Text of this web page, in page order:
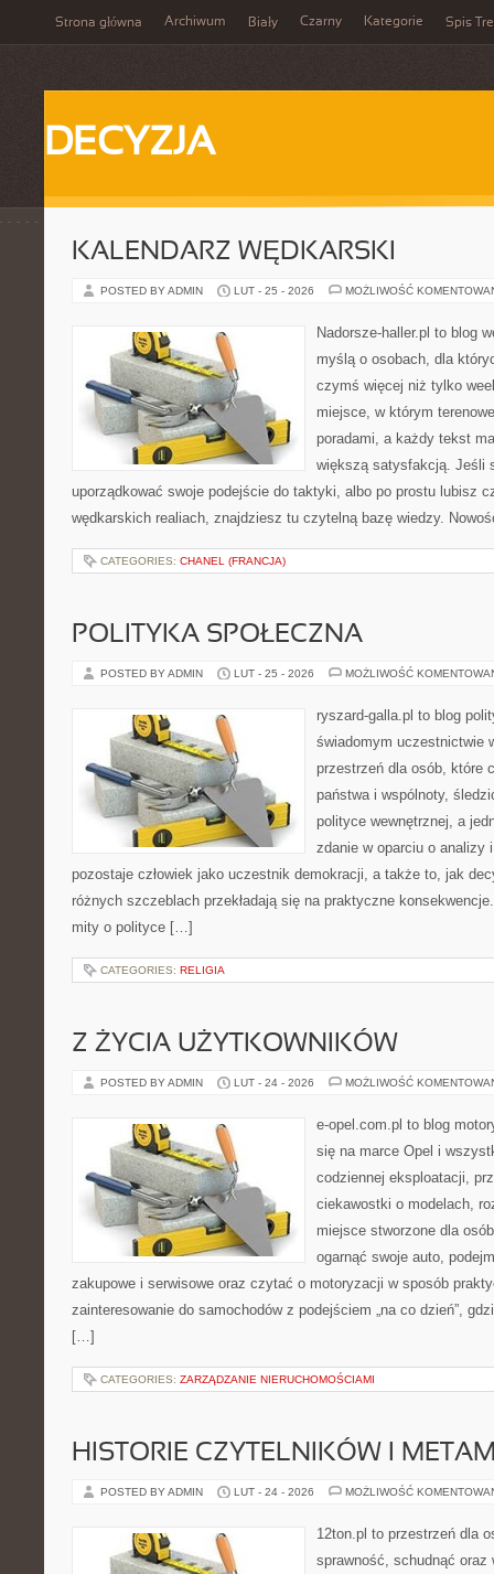
Strona główna Archiwum Biały Czarny Kategorie Spis
DECYZJA
KALENDARZ WĘDKARSKI
POSTED BY ADMIN LUT - 25 - 2026 MOŻLIWOŚĆ
Nadorsze-haller.pl to blog
myślą o osobach, dla
czymś więcej niż tylko
miejsce, w którym
poradami, a każdy tekst
większą satysfakcją. Jeśli
uporządkować swoje podejście do taktyki, albo po prostu lubisz
wędkarskich realiach, znajdziesz tu czytelną bazę wiedzy.
CATEGORIES: CHANEL (FRANCJA)
POLITYKA SPOŁECZNA
POSTED BY ADMIN LUT - 25 - 2026 MOŻLIWOŚĆ
ryszard-galla.pl to blog
świadomym uczestnictwie
przestrzeń dla osób, które
państwa i wspólnoty,
polityce wewnętrznej, a
zdanie w oparciu o analizy
pozostaje człowiek jako uczestnik demokracji, a także to, jak
różnych szczeblach przekładają się na praktyczne
mity o polityce […]
CATEGORIES: RELIGIA
Z ŻYCIA UŻYTKOWNIKÓW
POSTED BY ADMIN LUT - 24 - 2026 MOŻLIWOŚĆ
e-opel.com.pl to blog
się na marce Opel i
codziennej eksploatacji,
ciekawostki o modelach,
miejsce stworzone dla
ogarnąć swoje auto,
zakupowe i serwisowe oraz czytać o motoryzacji w sposób
zainteresowanie do samochodów z podejściem „na co dzień”,
[…]
CATEGORIES: ZARZĄDZANIE NIERUCHOMOŚCIAMI
HISTORIE CZYTELNIKÓW I
POSTED BY ADMIN LUT - 24 - 2026 MOŻLIWOŚĆ
12ton.pl to przestrzeń dla
sprawność, schudnąć oraz